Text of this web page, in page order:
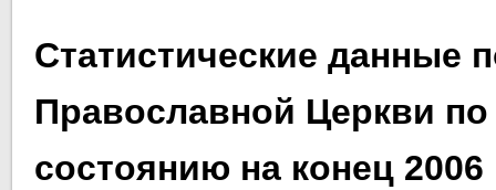
Статистические данные
Православной Церкви по
состоянию на конец 2006